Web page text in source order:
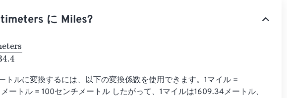
に Miles?
160934.4
トルに変換するには、以下の変換係数を使用できます。1マイル =
ートル = 100センチメートル したがって、1マイルは1609.34メートル、